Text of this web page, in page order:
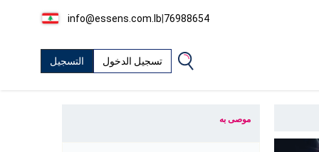
76988654
|
info@essens.com.lb
تسجيل الدخول التسجيل
موصى به